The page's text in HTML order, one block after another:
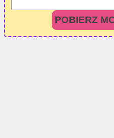
POBIERZ